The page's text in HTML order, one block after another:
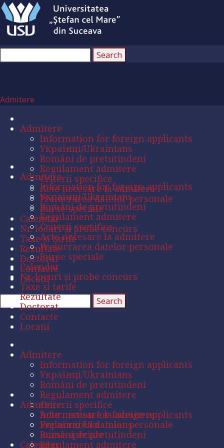
Admitere
Admitere
Information for foreign applicants
Українці/Ukrainians
Români de pretutindeni
Regulament admitere
Criterii specifice
Acte necesare la admitere
Prelucrarea datelor personale
Burse speciale
Calendar
Nr. locuri și probe concurs
Taxe și tarife
Rezultate
Doctorat
Contacte
Locații
Admitere
Information for foreign applicants
Українці/Ukrainians
Români de pretutindeni
Regulament admitere
Criterii specifice
Acte necesare la admitere
Prelucrarea datelor personale
Burse speciale
Calendar
Nr. locuri și probe concurs
Taxe și tarife
Rezultate
Doctorat
Contacte
Locații
Admitere
Information for foreign applicants
Українці/Ukrainians
Români de pretutindeni
Regulament admitere
Criterii specifice
Acte necesare la admitere
Prelucrarea datelor personale
Burse speciale
Calendar
Admitere
Information for foreign applicants
Українці/Ukrainians
Români de pretutindeni
Regulament admitere